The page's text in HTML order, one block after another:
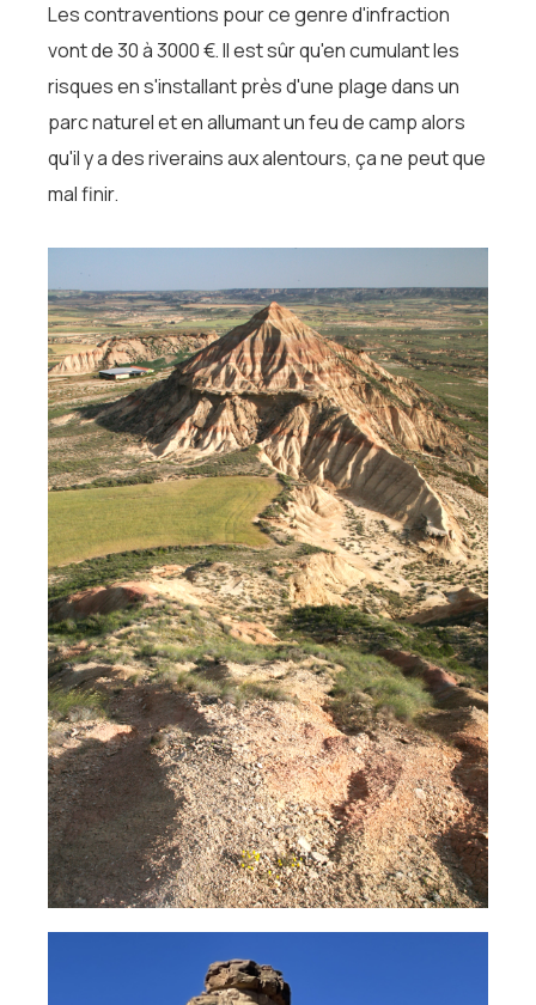
Les contraventions pour ce genre d'infraction
vont de 30 à 3000 €. Il est sûr qu'en cumulant les
risques en s'installant près d'une plage dans un
parc naturel et en allumant un feu de camp alors
qu'il y a des riverains aux alentours, ça ne peut que
mal finir.